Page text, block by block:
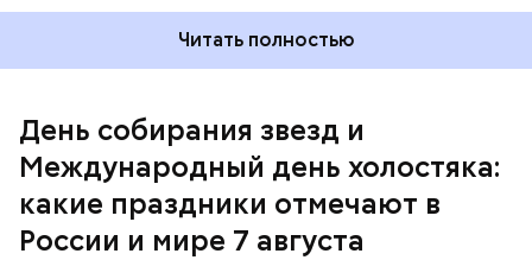
Читать полностью
День собирания звезд и
Международный день холостяка:
какие праздники отмечают в
России и мире 7 августа
Международный день холостяка